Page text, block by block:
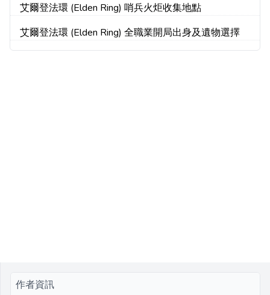
艾爾登法環 (Elden Ring) 哨兵火炬收集地點
艾爾登法環 (Elden Ring) 全職業開局出身及遺物選擇
作者資訊